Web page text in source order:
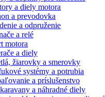
a diely motora
a prevodovka
a odpruženie
a relé
motora
a diely
žiarovky a smerovky
systémy a potrubia
a príslušenstvo
a náhradné diely